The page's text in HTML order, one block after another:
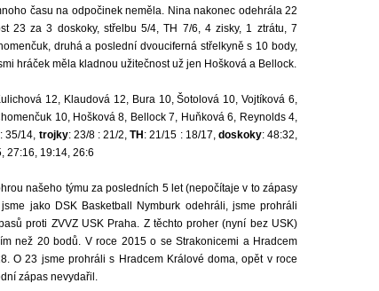
času na odpočinek neměla. Nina nakonec odehrála 22
23 za 3 doskoky, střelbu 5/4, TH 7/6, 4 zisky, 1 ztrátu, 7
druhá a poslední dvouciferná střelkyně s 10 body,
hráček měla kladnou užitečnost už jen Hošková a Bellock.
12, Klaudová 12, Bura 10, Šotolová 10, Vojtíková 6,
10, Hošková 8, Bellock 7, Huňková 6, Reynolds 4,
35/14, trojky: 23/8 : 21/2,TH : 21/15 : 18/17, doskoky: 48:32,
27:16, 19:14, 26:6
našeho týmu za posledních 5 let (nepočítaje v to zápasy
jako DSK Basketball Nymburk odehráli, jsme prohráli
proti ZVVZ USK Praha. Z těchto proher (nyní bez USK)
než 20 bodů. V roce 2015 o se Strakonicemi a Hradcem
O 23 jsme prohráli s Hradcem Králové doma, opět v roce
zápas nevydařil.